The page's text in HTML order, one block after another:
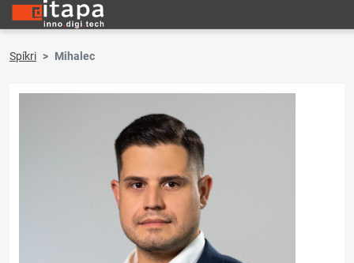
Spíkri Mihalec